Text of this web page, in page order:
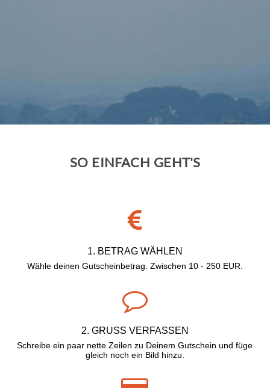
SO EINFACH GEHT'S
1. BETRAG WÄHLEN
Wähle deinen Gutscheinbetrag. Zwischen 10 - 250 EUR.
2. GRUSS VERFASSEN
Schreibe ein paar nette Zeilen zu Deinem Gutschein und füge
gleich noch ein Bild hinzu.